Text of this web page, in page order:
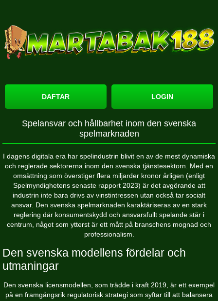
DAFTAR LOGIN
Spelansvar och hållbarhet inom den svenska
spelmarknaden
I dagens digitala era har spelindustrin blivit en av de mest dynamiska
och reglerade sektorerna inom den svenska tjänstesektorn. Med en
omsättning som överstiger flera miljarder kronor årligen (enligt
Spelmyndighetens senaste rapport 2023) är det avgörande att
industrin inte bara drivs av vinstintressen utan också tar socialt
ansvar. Den svenska spelmarknaden karaktäriseras av en stark
reglering där konsumentskydd och ansvarsfullt spelande står i
centrum, något som ytterst är ett mått på branschens mognad och
professionalism.
Den svenska modellens fördelar och
utmaningar
Den svenska licensmodellen, som trädde i kraft 2019, är ett exempel
på en framgångsrik regulatorisk strategi som syftar till att balansera